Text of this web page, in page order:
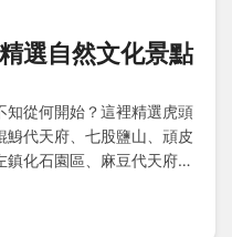
選自然文化景點
知從何開始？這裡精選虎頭
代天府、七股鹽山、頑皮
化石園區、麻豆代天府、
區的多樣風貌，滿足各種